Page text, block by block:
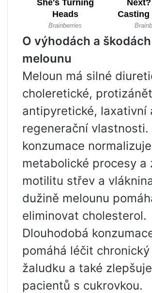
O výhodách a škodách
melounu
Meloun má silné
choleretické,
antipyretické, laxativní
regenerační vlastnosti.
konzumace normalizuje
metabolické procesy a
motilitu střev a
dužině melounu
eliminovat cholesterol.
Dlouhodobá
pomáhá léčit
žaludku a také
pacientů s cukrovkou.